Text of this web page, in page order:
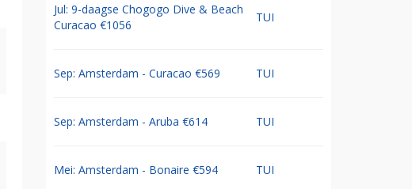
Jul: 9-daagse Chogogo Dive & Beach
Curacao €1056
TUI
Sep: Amsterdam - Curacao €569 TUI
Sep: Amsterdam - Aruba €614 TUI
Mei: Amsterdam - Bonaire €594 TUI